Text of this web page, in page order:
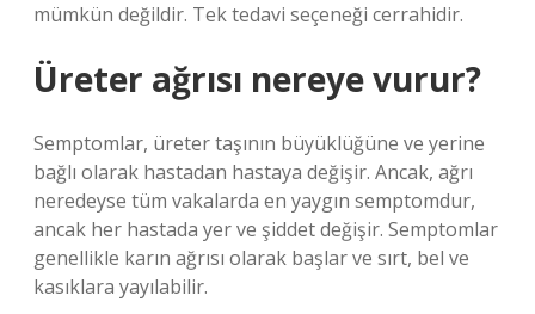
mümkün değildir. Tek tedavi seçeneği cerrahidir.
Üreter ağrısı nereye vurur?
Semptomlar, üreter taşının büyüklüğüne ve yerine
bağlı olarak hastadan hastaya değişir. Ancak, ağrı
neredeyse tüm vakalarda en yaygın semptomdur,
ancak her hastada yer ve şiddet değişir. Semptomlar
genellikle karın ağrısı olarak başlar ve sırt, bel ve
kasıklara yayılabilir.